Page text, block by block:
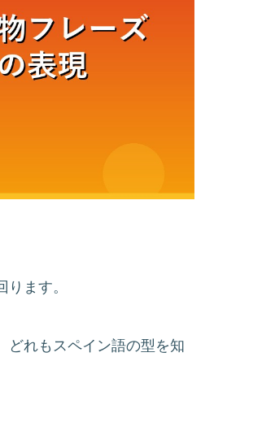
ます。
どれもスペイン語の型を知